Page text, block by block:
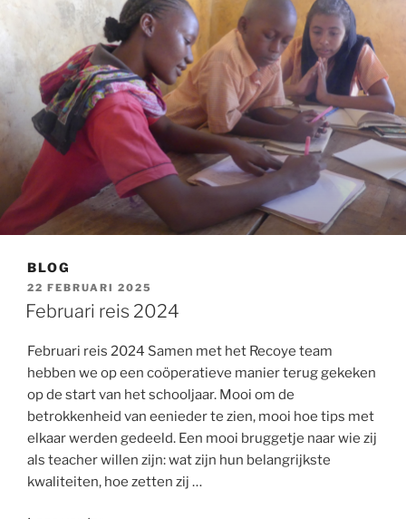
BLOG
GEPLAATST
OP
22 FEBRUARI 2025
Februari reis 2024
Februari reis 2024 Samen met het Recoye team
hebben we op een coöperatieve manier terug gekeken
op de start van het schooljaar. Mooi om de
betrokkenheid van eenieder te zien, mooi hoe tips met
elkaar werden gedeeld. Een mooi bruggetje naar wie zij
als teacher willen zijn: wat zijn hun belangrijkste
kwaliteiten, hoe zetten zij …